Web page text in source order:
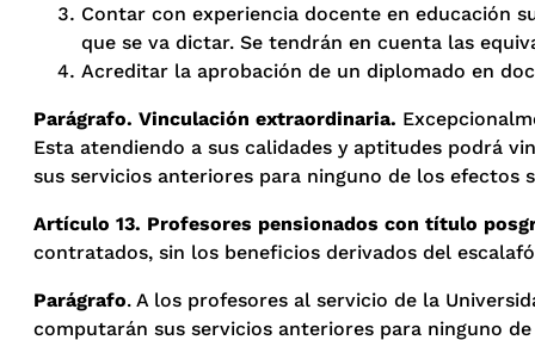
Contar con experiencia docente en educación
que se va dictar. Se tendrán en cuenta las
Acreditar la aprobación de un diplomado en
Parágrafo. Vinculación extraordinaria.
Esta atendiendo a sus calidades y aptitudes podrá
sus servicios anteriores para ninguno de los efectos
Artículo 13. Profesores pensionados con título
contratados, sin los beneficios derivados del
Parágrafo. A los profesores al servicio de la
computarán sus servicios anteriores para ninguno